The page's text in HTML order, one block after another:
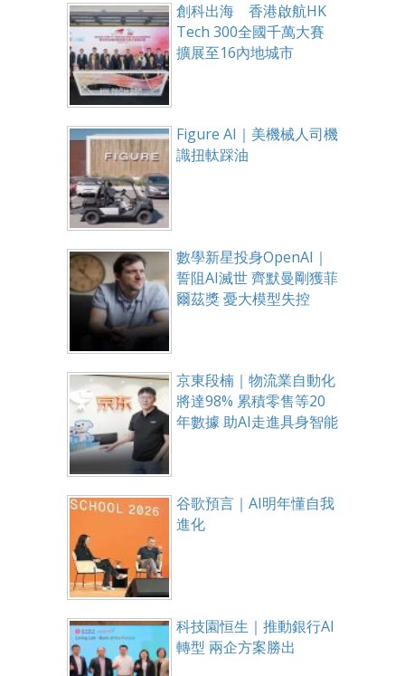
創科出海 香港啟航HK
Tech 300全國千萬大賽
擴展至16內地城市
Figure AI｜美機械人司機
識扭軚踩油
數學新星投身OpenAI｜
誓阻AI滅世 齊默曼剛獲菲
爾茲獎 憂大模型失控
京東段楠｜物流業自動化
將達98% 累積零售等20
年數據 助AI走進具身智能
谷歌預言｜AI明年懂自我
進化
科技園恒生｜推動銀行AI
轉型 兩企方案勝出